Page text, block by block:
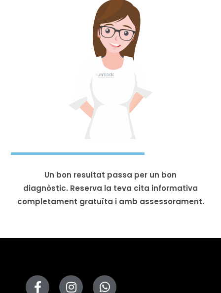
Un bon resultat passa per un bon
diagnòstic. Reserva la teva cita informativa
completament gratuïta i amb assessorament.